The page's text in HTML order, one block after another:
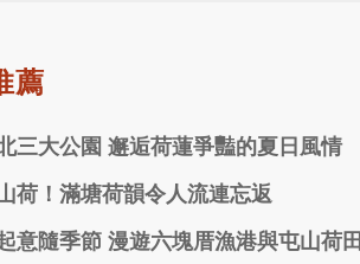
薦
三大公園 邂逅荷蓮爭豔的夏日風情
荷！滿塘荷韻令人流連忘返
意隨季節 漫遊六塊厝漁港與屯山荷田